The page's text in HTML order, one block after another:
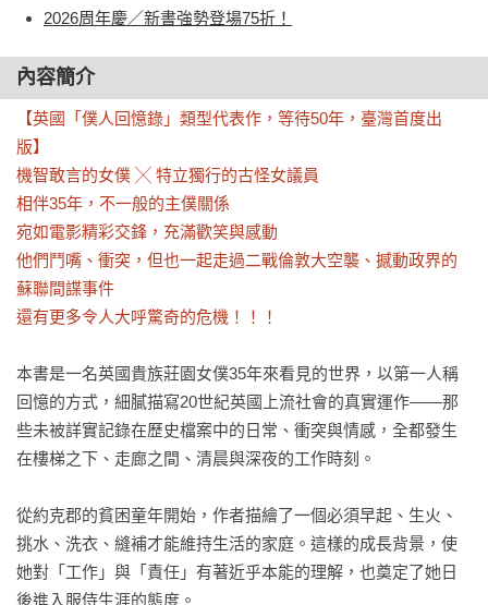
2026周年慶／新書強勢登場75折！
內容簡介
【英國「僕人回憶錄」類型代表作，等待50年，臺灣首度出
版】
機智敢言的女僕 ╳ 特立獨行的古怪女議員
相伴35年，不一般的主僕關係
宛如電影精彩交鋒，充滿歡笑與感動
他們鬥嘴、衝突，但也一起走過二戰倫敦大空襲、撼動政界的
蘇聯間諜事件
還有更多令人大呼驚奇的危機！！！
本書是一名英國貴族莊園女僕35年來看見的世界，以第一人稱
回憶的方式，細膩描寫20世紀英國上流社會的真實運作——那
些未被詳實記錄在歷史檔案中的日常、衝突與情感，全都發生
在樓梯之下、走廊之間、清晨與深夜的工作時刻。
從約克郡的貧困童年開始，作者描繪了一個必須早起、生火、
挑水、洗衣、縫補才能維持生活的家庭。這樣的成長背景，使
她對「工作」與「責任」有著近乎本能的理解，也奠定了她日
後進入服侍生涯的態度。